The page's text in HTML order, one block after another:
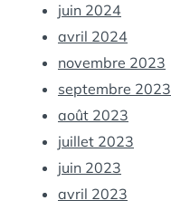
juin 2024
avril 2024
novembre 2023
septembre 2023
août 2023
juillet 2023
juin 2023
avril 2023